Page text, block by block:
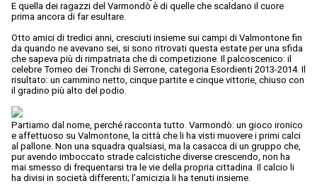
E quella dei ragazzi del Varmondò è di quelle che scaldano il cuore
prima ancora di far esultare.
Otto amici di tredici anni, cresciuti insieme sui campi di Valmontone fin
da quando ne avevano sei, si sono ritrovati questa estate per una sfida
che sapeva più di rimpatriata che di competizione. Il palcoscenico: il
celebre Torneo dei Tronchi di Serrone, categoria Esordienti 2013-2014. Il
risultato: un cammino netto, cinque partite e cinque vittorie, chiuso con
il gradino più alto del podio.
Partiamo dal nome, perché racconta tutto. Varmondò: un gioco ironico
e affettuoso su Valmontone, la città che li ha visti muovere i primi calci
al pallone. Non una squadra qualsiasi, ma la casacca di un gruppo che,
pur avendo imboccato strade calcistiche diverse crescendo, non ha
mai smesso di frequentarsi tra le vie della propria cittadina. Il calcio li
ha divisi in società differenti; l’amicizia li ha tenuti insieme.